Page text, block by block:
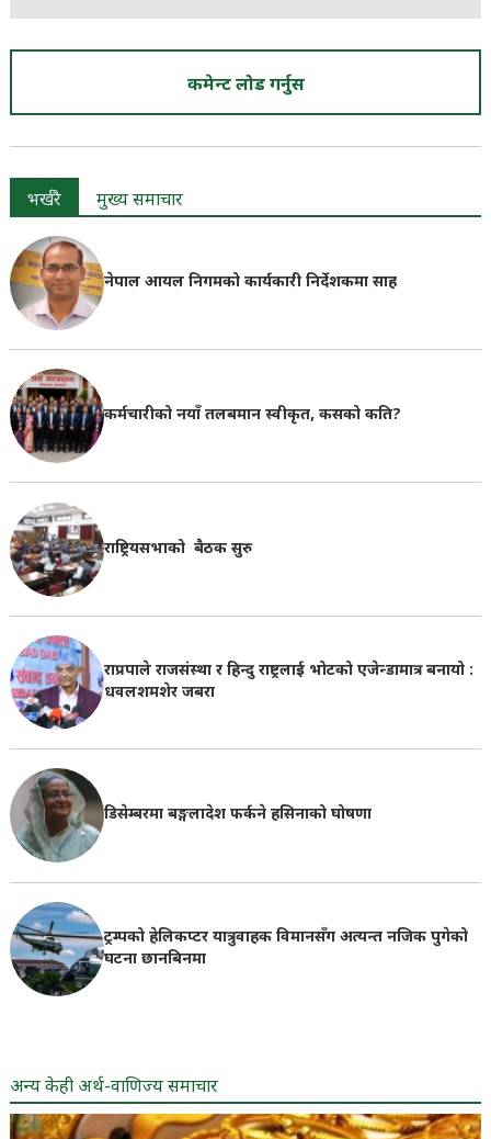
कमेन्ट लोड गर्नुस
भर्खरै मुख्य समाचार
नेपाल आयल निगमको कार्यकारी निर्देशकमा साह
कर्मचारीको नयाँ तलबमान स्वीकृत, कसको कति?
राष्ट्रियसभाको बैठक सुरु
राप्रपाले राजसंस्था र हिन्दु राष्ट्रलाई भोटको एजेन्डामात्र बनायो :
धवलशमशेर जबरा
डिसेम्बरमा बङ्गलादेश फर्कने हसिनाको घोषणा
ट्रम्पको हेलिकप्टर यात्रुवाहक विमानसँग अत्यन्त नजिक पुगेको
घटना छानबिनमा
अन्य केही अर्थ-वाणिज्य समाचार